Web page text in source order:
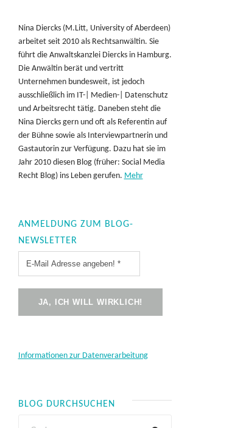
Nina Diercks (M.Litt, University of Aberdeen)
arbeitet seit 2010 als Rechtsanwältin. Sie
führt die Anwaltskanzlei Diercks in Hamburg.
Die Anwältin berät und vertritt
Unternehmen bundesweit, ist jedoch
ausschließlich im IT-| Medien-| Datenschutz
und Arbeitsrecht tätig. Daneben steht die
Nina Diercks gern und oft als Referentin auf
der Bühne sowie als Interviewpartnerin und
Gastautorin zur Verfügung. Dazu hat sie im
Jahr 2010 diesen Blog (früher: Social Media
Recht Blog) ins Leben gerufen. Mehr
ANMELDUNG ZUM BLOG-
NEWSLETTER
Informationen zur Datenverarbeitung
BLOG DURCHSUCHEN